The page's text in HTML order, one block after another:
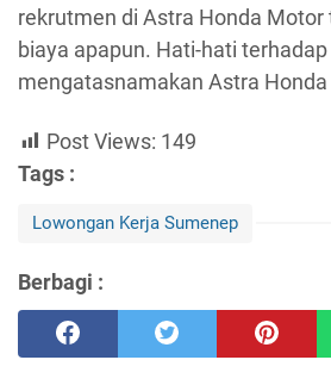
rekrutmen di Astra Honda
biaya apapun. Hati-hati
mengatasnamakan Astra Honda
Post Views: 149
Tags :
Lowongan Kerja Sumenep
Berbagi :